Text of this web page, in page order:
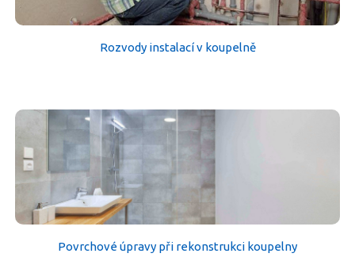
Rozvody instalací v koupelně
Povrchové úpravy při rekonstrukci koupelny